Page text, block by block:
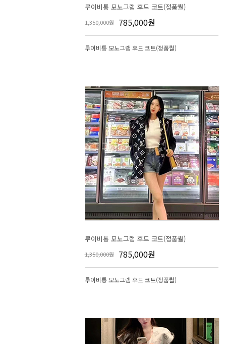
루이비통 모노그램 후드 코트(정품퀄)
1,350,000원 785,000원
루이비통 모노그램 후드 코트(정품퀄)
루이비통 모노그램 후드 코트(정품퀄)
1,350,000원 785,000원
루이비통 모노그램 후드 코트(정품퀄)